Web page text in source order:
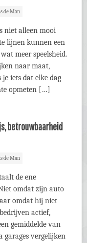
de Man
niet alleen mooi
lijnen kunnen een
meer speelsheid.
naar maat,
iets dat elke dag
opmeten […]
betrouwbaarheid
de Man
de ene
omdat zijn auto
omdat hij niet
actief,
gemiddelde van
garages vergelijken